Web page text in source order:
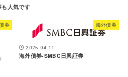
券 海外債券
2025.04.11
海外債券-SMBC日興証券